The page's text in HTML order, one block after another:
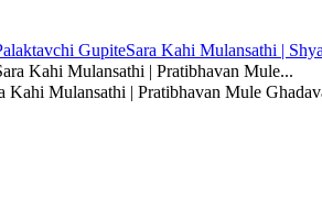
GupiteSara Kahi Mulansathi |
Kahi Mulansathi | Pratibhavan Mule...
Kahi Mulansathi | Pratibhavan Mule